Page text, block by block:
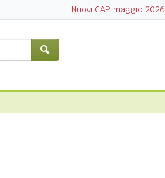
Nuovi CAP maggio 2026